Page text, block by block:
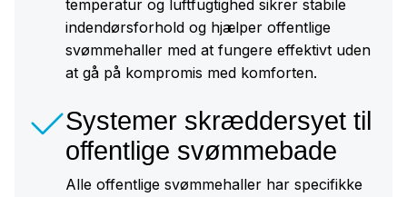
temperatur og luftfugtighed sikrer stabile
indendørsforhold og hjælper offentlige
svømmehaller med at fungere effektivt uden
at gå på kompromis med komforten.
Systemer skræddersyet til
offentlige svømmebade
Alle offentlige svømmehaller har specifikke